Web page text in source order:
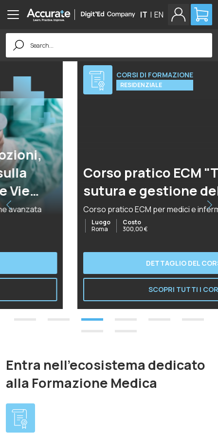
IT | EN
Search
for:
VEDI TUTTI I CORSI
CORSI DI FORMAZIONE
Corso pratico ECM "Tecniche di
sutura e gestione delle ferite"
Corso pratico ECM per medici e infermieri. 16 settembre
DETTAGLIO DEL CORSO
Entra nell'ecosistema dedicato
alla Formazione Medica